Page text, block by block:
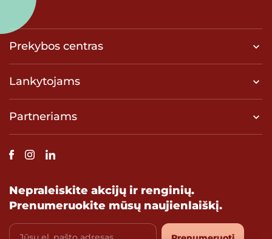
Prekybos centras
Lankytojams
Partneriams
Nepraleiskite akcijų ir renginių.
Prenumeruokite mūsų naujienlaiškį.